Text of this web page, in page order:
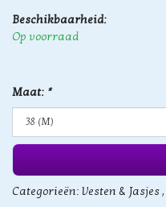
Beschikbaarheid:
Op voorraad
Maat: *
Categorieën: Vesten & Jasjes,